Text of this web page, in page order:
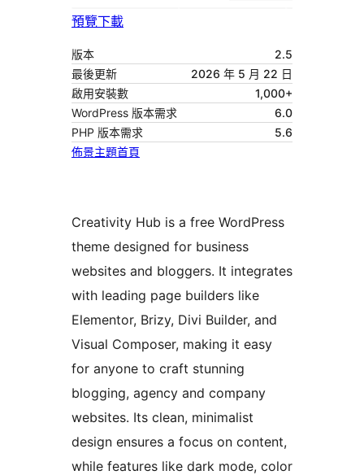
預覽下載
版本
2.5
最後更新
2026 年 5 月 22 日
啟用安裝數
1,000+
WordPress 版本需求
6.0
PHP 版本需求
5.6
佈景主題首頁
Creativity Hub is a free WordPress
theme designed for business
websites and bloggers. It integrates
with leading page builders like
Elementor, Brizy, Divi Builder, and
Visual Composer, making it easy
for anyone to craft stunning
blogging, agency and company
websites. Its clean, minimalist
design ensures a focus on content,
while features like dark mode, color